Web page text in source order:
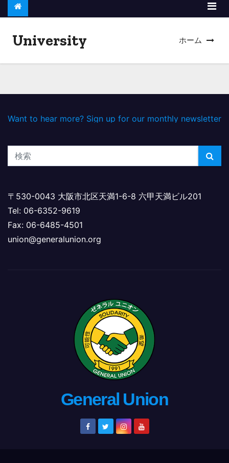
University ホーム
Want to hear more? Sign up for our monthly newsletter
〒530-0043 大阪市北区天満1-6-8 六甲天満ビル201
Tel: 06-6352-9619
Fax: 06-6485-4501
union@generalunion.org
General Union